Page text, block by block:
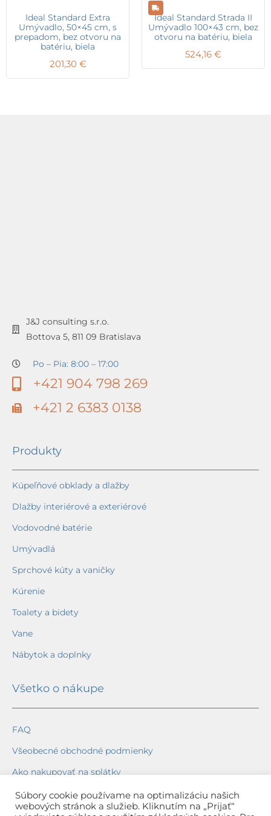
Ideal Standard Extra
Umývadlo, 50×45 cm, s
prepadom, bez otvoru na
batériu, biela
201,30 €
Ideal Standard Strada II
Umývadlo 100×43 cm, bez
otvoru na batériu, biela
524,16 €
J&J consulting s.r.o.
Bottova 5, 811 09 Bratislava
Po – Pia: 8:00 – 17:00
+421 904 798 269
+421 2 6383 0138
Produkty
Kúpeľňové obklady a dlažby
Dlažby interiérové a exteriérové
Vodovodné batérie
Umývadlá
Sprchové kúty a vaničky
Kúrenie
Toalety a bidety
Vane
Nábytok a doplnky
Všetko o nákupe
FAQ
Všeobecné obchodné podmienky
Ako nakupovať na splátky
Ochrana osobných údajov
Reklamačný poriadok
Súbory cookie používame na optimalizáciu našich
webových stránok a služieb. Kliknutím na „Prijať“